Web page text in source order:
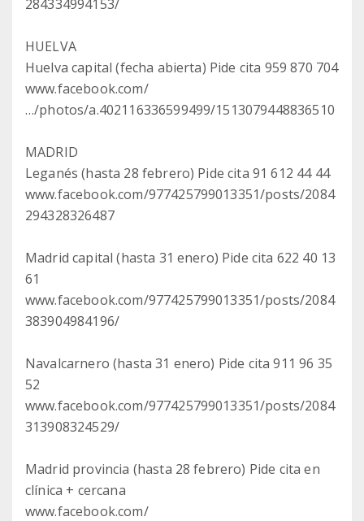
284334994153/
HUELVA
Huelva capital (fecha abierta) Pide cita 959 870 704
www.facebook.com/
…/photos/a.402116336599499/1513079448836510
MADRID
Leganés (hasta 28 febrero) Pide cita 91 612 44 44
www.facebook.com/977425799013351/posts/2084
294328326487
Madrid capital (hasta 31 enero) Pide cita 622 40 13
61
www.facebook.com/977425799013351/posts/2084
383904984196/
Navalcarnero (hasta 31 enero) Pide cita 911 96 35
52
www.facebook.com/977425799013351/posts/2084
313908324529/
Madrid provincia (hasta 28 febrero) Pide cita en
clínica + cercana
www.facebook.com/